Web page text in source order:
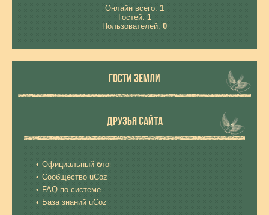
Онлайн всего: 1
Гостей: 1
Пользователей: 0
ГОСТИ ЗЕМЛИ
ДРУЗЬЯ САЙТА
Официальный блог
Сообщество uCoz
FAQ по системе
База знаний uCoz